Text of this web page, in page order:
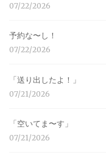
07/22/2026
予約な〜し！
07/22/2026
「送り出したよ！」
07/21/2026
「空いてま〜す」
07/21/2026